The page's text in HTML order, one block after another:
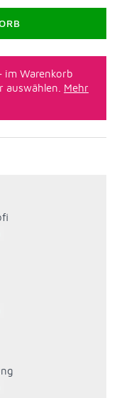
im Warenkorb
auswählen. Mehr